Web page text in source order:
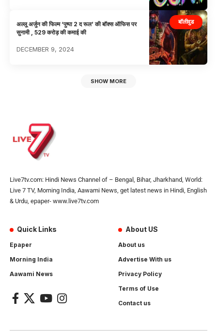
बॉलीवुड
अल्लू अर्जुन की फिल्म ‘पुष्पा 2 द रूल’ की बॉक्स ऑफिस पर
सुनामी , 529 करोड़ की कमाई की
DECEMBER 9, 2024
SHOW MORE
Live7tv.com: Hindi News Channel of – Bengal, Bihar, Jharkhand, World:
Live 7 TV, Morning India, Aawami News, get latest news in Hindi, English
& Urdu, epaper- www.live7tv.com
Quick Links
Epaper
Morning India
Aawami News
About US
About us
Advertise With us
Privacy Policy
Terms of Use
Contact us